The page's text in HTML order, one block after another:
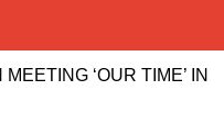
‘OUR TIME’ IN